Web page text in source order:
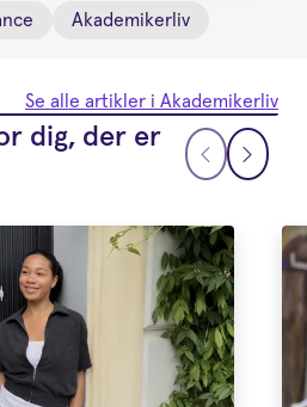
Akademikerliv
Se alle artikler i Akademikerliv
dig, der er